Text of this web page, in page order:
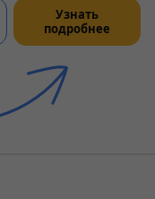
Узнать
подробнее